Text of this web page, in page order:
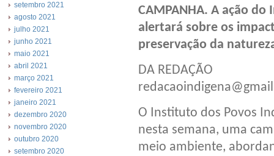
setembro 2021
agosto 2021
julho 2021
junho 2021
maio 2021
abril 2021
março 2021
fevereiro 2021
janeiro 2021
dezembro 2020
novembro 2020
outubro 2020
setembro 2020
CAMPANHA. A ação
alertará sobre os
preservação da
DA REDAÇÃO
O Instituto dos Povos
nesta semana, uma
meio ambiente,